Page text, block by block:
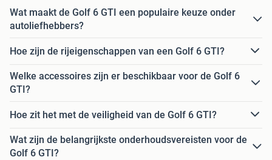
Wat maakt de Golf 6 GTI een populaire keuze onder
autoliefhebbers?
Hoe zijn de rijeigenschappen van een Golf 6 GTI?
Welke accessoires zijn er beschikbaar voor de Golf 6
GTI?
Hoe zit het met de veiligheid van de Golf 6 GTI?
Wat zijn de belangrijkste onderhoudsvereisten voor de
Golf 6 GTI?